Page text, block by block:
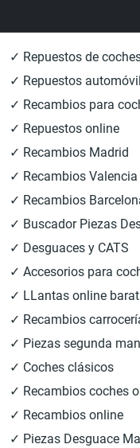
✓ Repuestos de
✓ Repuestos automóvil
✓ Recambios para
✓ Repuestos online
✓ Recambios Madrid
✓ Recambios Valencia
✓ Recambios
✓ Buscador Piezas
✓ Desguaces y CATS
✓ Accesorios para
✓ LLantas online
✓ Recambios
✓ Piezas segunda
✓ Coches clásicos
✓ Recambios coches
✓ Recambios online
✓ Piezas Desguace